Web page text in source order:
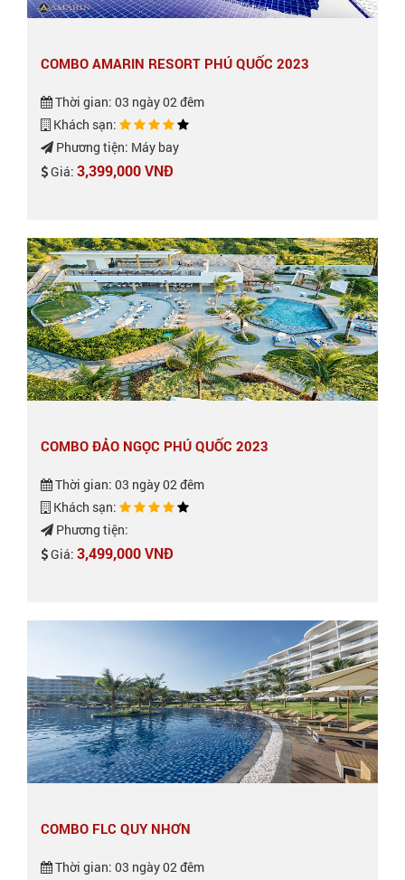
COMBO AMARIN RESORT PHÚ QUỐC 2023
Thời gian: 03 ngày 02 đêm
Khách sạn:
Phương tiện: Máy bay
Giá: 3,399,000 VNĐ
COMBO ĐẢO NGỌC PHÚ QUỐC 2023
Thời gian: 03 ngày 02 đêm
Khách sạn:
Phương tiện:
Giá: 3,499,000 VNĐ
COMBO FLC QUY NHƠN
Thời gian: 03 ngày 02 đêm